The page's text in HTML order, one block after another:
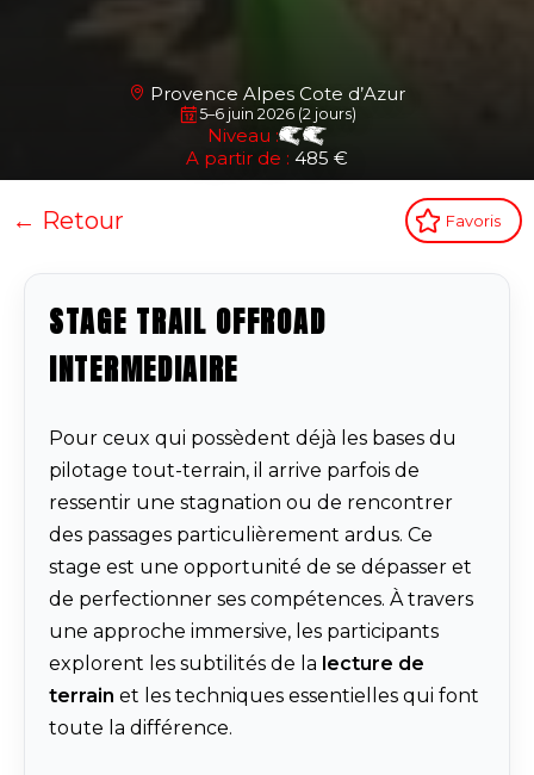
Provence Alpes Cote d’Azur
5–6 juin 2026 (2 jours)
Niveau :
A partir de : 485 €
← Retour Favoris
STAGE TRAIL OFFROAD
INTERMEDIAIRE
Pour ceux qui possèdent déjà les bases du
pilotage tout-terrain, il arrive parfois de
ressentir une stagnation ou de rencontrer
des passages particulièrement ardus. Ce
stage est une opportunité de se dépasser et
de perfectionner ses compétences. À travers
une approche immersive, les participants
explorent les subtilités de la lecture de
terrain et les techniques essentielles qui font
toute la différence.